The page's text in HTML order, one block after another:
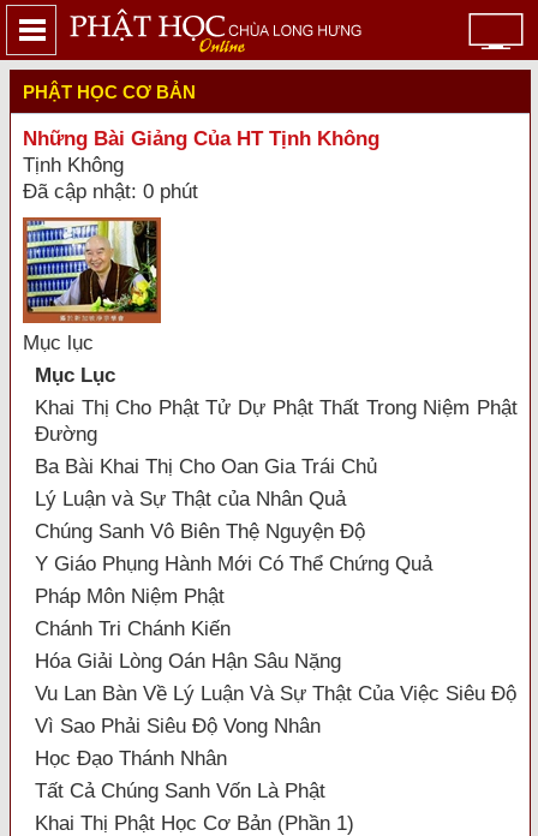
PHẬT HỌC CƠ BẢN
Những Bài Giảng Của HT Tịnh Không
Tịnh Không
Đã cập nhật: 0 phút
Mục lục
Mục Lục
Khai Thị Cho Phật Tử Dự Phật Thất Trong Niệm Phật
Ðường
Ba Bài Khai Thị Cho Oan Gia Trái Chủ
Lý Luận và Sự Thật của Nhân Quả
Chúng Sanh Vô Biên Thệ Nguyện Độ
Y Giáo Phụng Hành Mới Có Thể Chứng Quả
Pháp Môn Niệm Phật
Chánh Tri Chánh Kiến
Hóa Giải Lòng Oán Hận Sâu Nặng
Vu Lan Bàn Về Lý Luận Và Sự Thật Của Việc Siêu Độ
Vì Sao Phải Siêu Độ Vong Nhân
Học Đạo Thánh Nhân
Tất Cả Chúng Sanh Vốn Là Phật
Khai Thị Phật Học Cơ Bản (Phần 1)